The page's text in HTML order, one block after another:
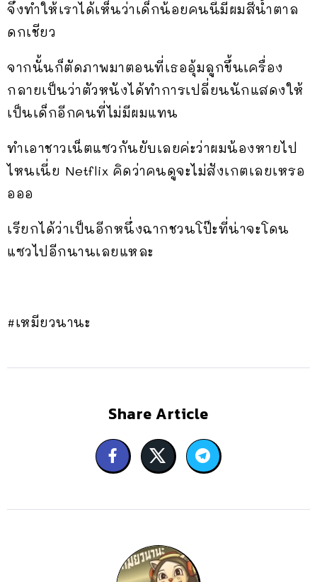
จึงทำให้เราได้เห็นว่าเด็กน้อยคนนี้มีผมสีน้ำตาล
ดกเชียว
จากนั้นก็ตัดภาพมาตอนที่เธออุ้มลูกขึ้นเครื่อง
กลายเป็นว่าตัวหนังได้ทำการเปลี่ยนนักแสดงให้
เป็นเด็กอีกคนที่ไม่มีผมแทน
ทำเอาชาวเน็ตแซวกันยับเลยค่ะว่าผมน้องหายไป
ไหนเนี่ย Netflix คิดว่าคนดูจะไม่สังเกตเลยเหรอ
อออ
เรียกได้ว่าเป็นอีกหนึ่งฉากชวนโป๊ะที่น่าจะโดน
แซวไปอีกนานเลยแหละ
#เหมียวนานะ
Share Article